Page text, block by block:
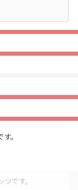
。
です。